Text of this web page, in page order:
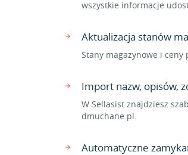
wszystkie informacje
Aktualizacja stanów
Stany magazynowe i
Import nazw, opisów,
W Sellasist znajdziesz
dmuchane.pl.
Automatyczne